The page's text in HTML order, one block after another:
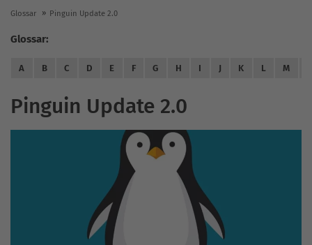
Glossar Pinguin Update 2.0
Glossar:
A B C D E F G H I J K L M
Pinguin Update 2.0